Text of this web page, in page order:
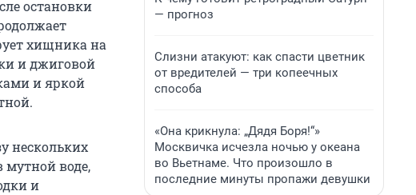
остановки
хищника на
и джиговой
и яркой
нескольких
мутной воде,
и
— прогноз
Слизни атакуют: как спасти цветник
от вредителей — три копеечных
способа
«Она крикнула: „Дядя Боря!“»
Москвичка исчезла ночью у океана
во Вьетнаме. Что произошло в
последние минуты пропажи девушки